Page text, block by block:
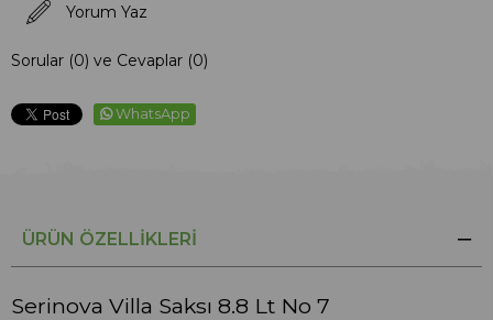
Yorum Yaz
Sorular (0) ve Cevaplar (0)
WhatsApp
ÜRÜN ÖZELLIKLERI
Serinova Villa Saksı 8.8 Lt No 7